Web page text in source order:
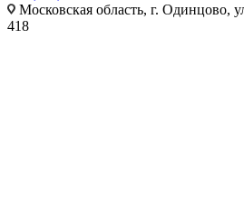
Московская область, г. Одинцово,
418